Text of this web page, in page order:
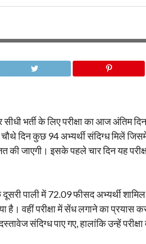
भर्ती के लिए परीक्षा का आज अंतिम
दिन कुछ 94 अभ्यर्थी संदिग्ध मिलें
की जाएगी। इसके पहले चार दिन यह
पाली में 72.09 फीसद अभ्यर्थी
है। वहीं परीक्षा में सेंध लगाने का प्रयास
संदिग्ध पाए गए, हालांकि उन्हें